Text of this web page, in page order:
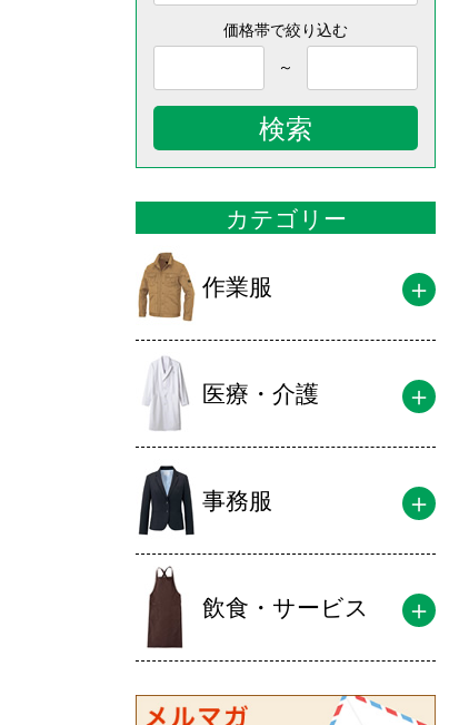
価格帯で絞り込む
～
検索
カテゴリー
作業服
医療・介護
事務服
飲食・サービス